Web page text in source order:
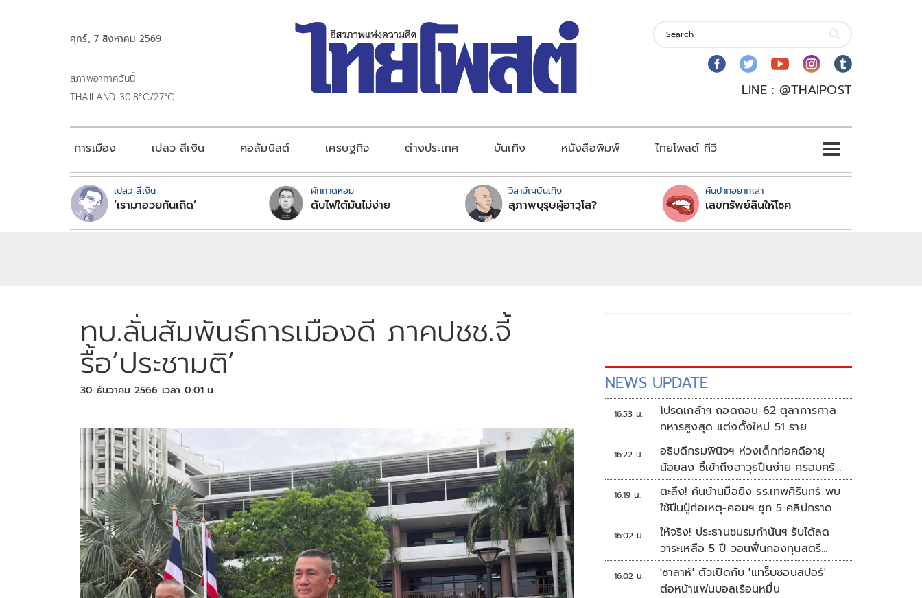
ศุกร์, 7 สิงหาคม 2569
สภาพอากาศวันนี้
THAILAND 30.8°C/27°C
LINE : @THAIPOST
การเมือง เปลว สีเงิน คอลัมนิสต์ เศรษฐกิจ ต่างประเทศ บันเทิง หนังสือพิมพ์ ไทยโพสต์ ทีวี
เปลว สีเงิน
‘เรามาอวยกันเถิด’
ผักกาดหอม
ดับไฟใต้มันไม่ง่าย
วิสามัญบันเทิง
สุภาพบุรุษผู้อาวุโส?
คันปากอยากเล่า
เลขทรัพย์สินให้โชค
ทบ.ลั่นสัมพันธ์การเมืองดี ภาคปชช.จี้
รื้อ‘ประชามติ’
30 ธันวาคม 2566 เวลา 0:01 น. NEWS UPDATE
16:53 น.
โปรดเกล้าฯ ถอดถอน 62 ตุลาการศาล
ทหารสูงสุด แต่งตั้งใหม่ 51 ราย
16:22 น.
อธิบดีกรมพินิจฯ ห่วงเด็กก่อคดีอายุ
น้อยลง ชี้เข้าถึงอาวุธปืนง่าย ครอบครัว
แตกแยกเป็นชนวนสำคัญ
16:19 น.
ตะลึง! ค้นบ้านมือยิง รร.เทพศิรินทร์ พบ
ใช้ปืนปู่ก่อเหตุ-คอมฯ ซุก 5 คลิปกราด
ยิง
16:02 น.
ให้จริง! ประธานชมรมกำนันฯ รับได้ลด
วาระเหลือ 5 ปี วอนฟื้นกองทุนสตรี
อำเภอละล้าน
16:02 น.
'ซาลาห์' ตัวเปิดกับ 'แทร็บซอนสปอร์'
ต่อหน้าแฟนบอลเรือนหมื่น